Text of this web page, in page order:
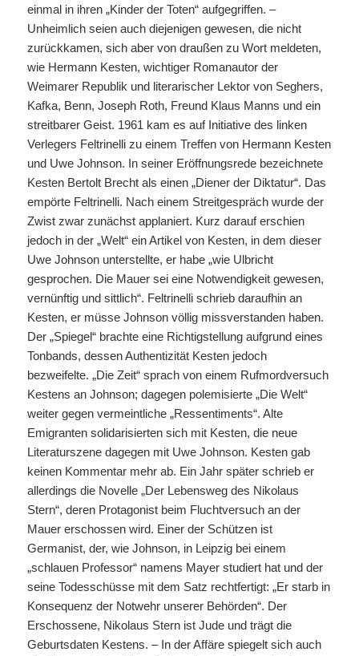
einmal in ihren „Kinder der Toten“ aufgegriffen. –
Unheimlich seien auch diejenigen gewesen, die nicht
zurückkamen, sich aber von draußen zu Wort meldeten,
wie Hermann Kesten, wichtiger Romanautor der
Weimarer Republik und literarischer Lektor von Seghers,
Kafka, Benn, Joseph Roth, Freund Klaus Manns und ein
streitbarer Geist. 1961 kam es auf Initiative des linken
Verlegers Feltrinelli zu einem Treffen von Hermann Kesten
und Uwe Johnson. In seiner Eröffnungsrede bezeichnete
Kesten Bertolt Brecht als einen „Diener der Diktatur“. Das
empörte Feltrinelli. Nach einem Streitgespräch wurde der
Zwist zwar zunächst applaniert. Kurz darauf erschien
jedoch in der „Welt“ ein Artikel von Kesten, in dem dieser
Uwe Johnson unterstellte, er habe „wie Ulbricht
gesprochen. Die Mauer sei eine Notwendigkeit gewesen,
vernünftig und sittlich“. Feltrinelli schrieb daraufhin an
Kesten, er müsse Johnson völlig missverstanden haben.
Der „Spiegel“ brachte eine Richtigstellung aufgrund eines
Tonbands, dessen Authentizität Kesten jedoch
bezweifelte. „Die Zeit“ sprach von einem Rufmordversuch
Kestens an Johnson; dagegen polemisierte „Die Welt“
weiter gegen vermeintliche „Ressentiments“. Alte
Emigranten solidarisierten sich mit Kesten, die neue
Literaturszene dagegen mit Uwe Johnson. Kesten gab
keinen Kommentar mehr ab. Ein Jahr später schrieb er
allerdings die Novelle „Der Lebensweg des Nikolaus
Stern“, deren Protagonist beim Fluchtversuch an der
Mauer erschossen wird. Einer der Schützen ist
Germanist, der, wie Johnson, in Leipzig bei einem
„schlauen Professor“ namens Mayer studiert hat und der
seine Todesschüsse mit dem Satz rechtfertigt: „Er starb in
Konsequenz der Notwehr unserer Behörden“. Der
Erschossene, Nikolaus Stern ist Jude und trägt die
Geburtsdaten Kestens. – In der Affäre spiegelt sich auch